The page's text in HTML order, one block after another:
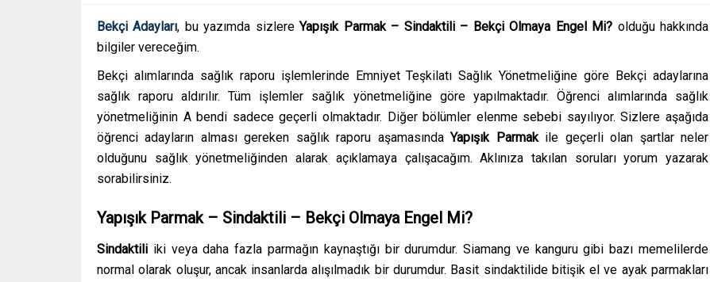
Bekçi Adayları, bu yazımda sizlereYapışık Parmak – Sindaktili – Bekçi Olmaya Engel Mi? olduğu hakkında
bilgiler vereceğim.
Bekçi alımlarında sağlık raporu işlemlerinde Emniyet Teşkilatı Sağlık Yönetmeliğine göre Bekçi adaylarına
sağlık raporu aldırılır. Tüm işlemler sağlık yönetmeliğine göre yapılmaktadır. Öğrenci alımlarında sağlık
yönetmeliğinin A bendi sadece geçerli olmaktadır. Diğer bölümler elenme sebebi sayılıyor. Sizlere aşağıda
öğrenci adayların alması gereken sağlık raporu aşamasındaYapışık Parmak ile geçerli olan şartlar neler
olduğunu sağlık yönetmeliğinden alarak açıklamaya çalışacağım. Aklınıza takılan soruları yorum yazarak
sorabilirsiniz.
Yapışık Parmak – Sindaktili – Bekçi Olmaya Engel Mi?
Sindaktili iki veya daha fazla parmağın kaynaştığı bir durumdur. Siamang ve kanguru gibi bazı memelilerde
normal olarak oluşur, ancak insanlarda alışılmadık bir durumdur. Basit sindaktilide bitişik el ve ayak parmakları